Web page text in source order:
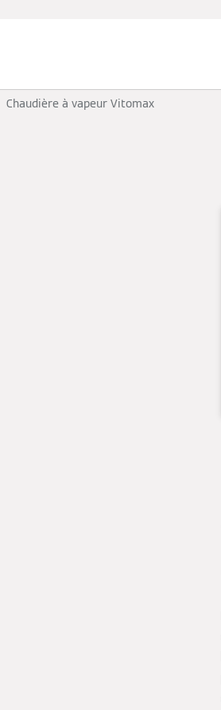
Chaudière à vapeur Vitomax